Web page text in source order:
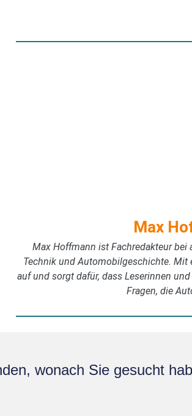
Max
Max Hoffmann ist Fachredakteur bei
Technik und Automobilgeschichte. Mit
auf und sorgt dafür, dass Leserinnen
Fragen, die
wonach Sie gesucht